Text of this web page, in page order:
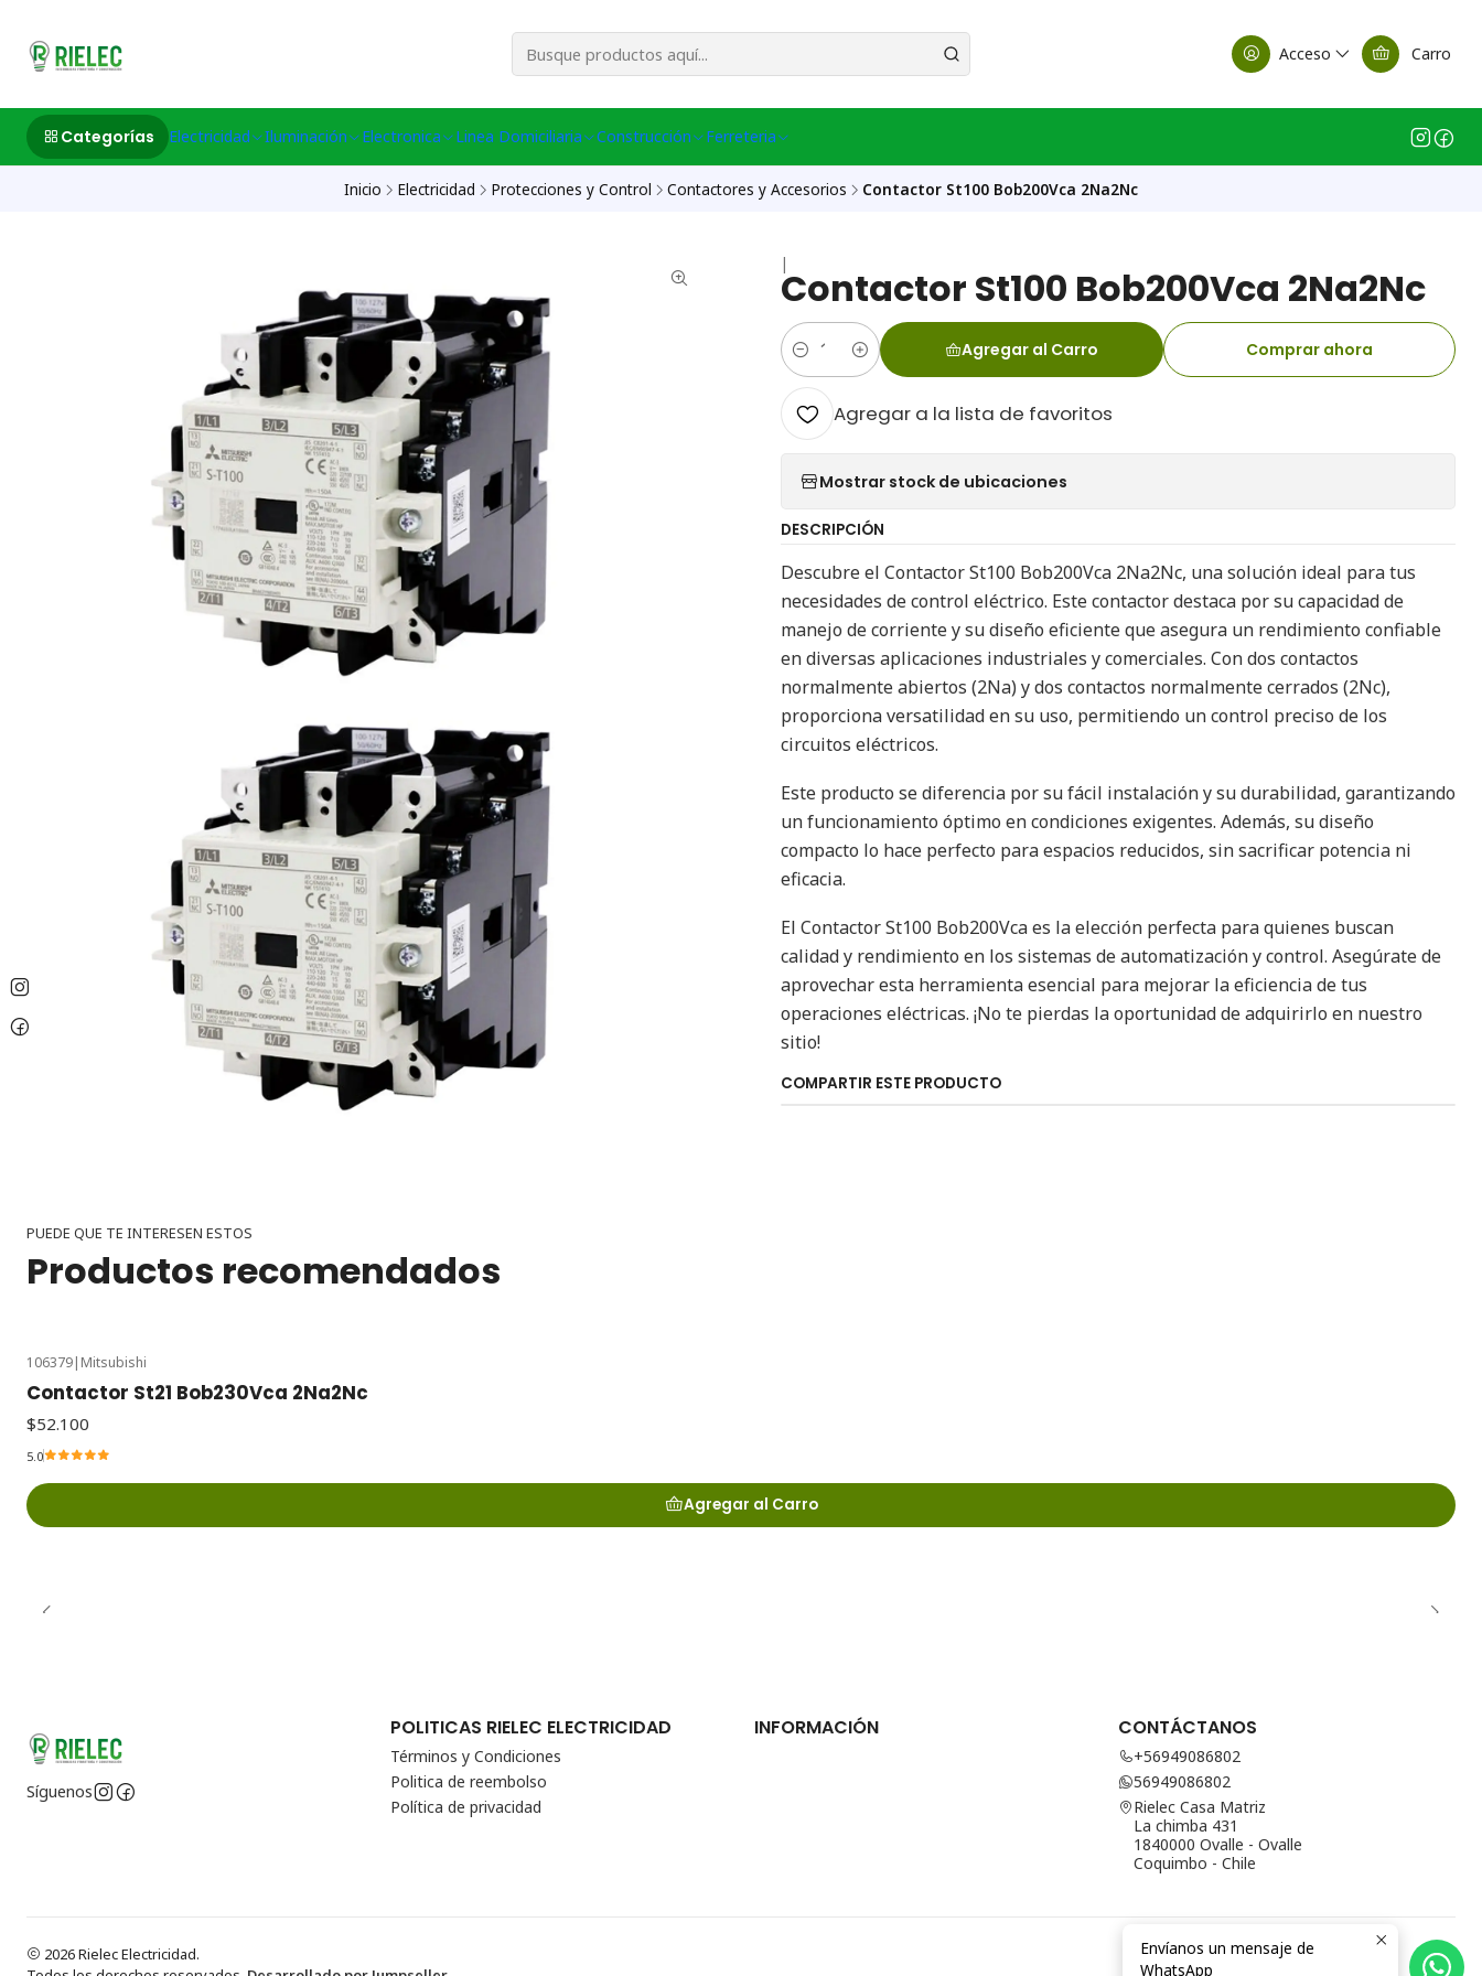
Acceso Carro
Categorías Electricidad Iluminación Electronica Linea Domiciliaria Construcción Ferreteria
Inicio Electricidad Protecciones y Control Contactores y Accesorios Contactor St100 Bob200Vca 2Na2Nc
|
Contactor St100 Bob200Vca 2Na2Nc
Cantidad
Agregar al Carro Comprar ahora
Agregar a la lista de favoritos
Mostrar stock de ubicaciones
DESCRIPCIÓN
Descubre el Contactor St100 Bob200Vca 2Na2Nc, una solución ideal para tus
necesidades de control eléctrico. Este contactor destaca por su capacidad de
manejo de corriente y su diseño eficiente que asegura un rendimiento confiable
en diversas aplicaciones industriales y comerciales. Con dos contactos
normalmente abiertos (2Na) y dos contactos normalmente cerrados (2Nc),
proporciona versatilidad en su uso, permitiendo un control preciso de los
circuitos eléctricos.
Este producto se diferencia por su fácil instalación y su durabilidad, garantizando
un funcionamiento óptimo en condiciones exigentes. Además, su diseño
compacto lo hace perfecto para espacios reducidos, sin sacrificar potencia ni
eficacia.
El Contactor St100 Bob200Vca es la elección perfecta para quienes buscan
calidad y rendimiento en los sistemas de automatización y control. Asegúrate de
aprovechar esta herramienta esencial para mejorar la eficiencia de tus
operaciones eléctricas. ¡No te pierdas la oportunidad de adquirirlo en nuestro
sitio!
COMPARTIR ESTE PRODUCTO
PUEDE QUE TE INTERESEN ESTOS
Productos recomendados
106379| Mitsubishi
Contactor St21 Bob230Vca 2Na2Nc
$52.100
5.0
Agregar al Carro
Síguenos
POLITICAS RIELEC ELECTRICIDAD
Términos y Condiciones
Politica de reembolso
Política de privacidad
INFORMACIÓN CONTÁCTANOS
+56949086802
56949086802
Rielec Casa Matriz
La chimba 431
1840000 Ovalle - Ovalle
Coquimbo - Chile
2026 Rielec Electricidad.
Envíanos un mensaje de
WhatsApp